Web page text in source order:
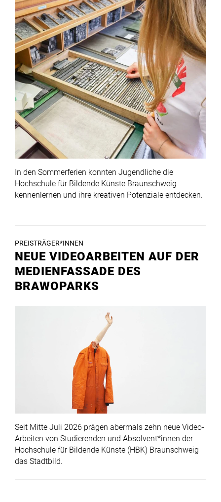
In den Sommerferien konnten Jugendliche die
Hochschule für Bildende Künste Braunschweig
kennenlernen und ihre kreativen Potenziale entdecken.
PREISTRÄGER*INNEN
NEUE VIDEOARBEITEN AUF DER
MEDIENFASSADE DES
BRAWOPARKS
Seit Mitte Juli 2026 prägen abermals zehn neue Video-
Arbeiten von Studierenden und Absolvent*innen der
Hochschule für Bildende Künste (HBK) Braunschweig
das Stadtbild.